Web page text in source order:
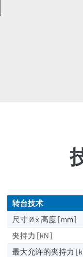
转台技术
尺寸 Ø x 高度 [mm]
夹持力 [kN]
最大允许的夹持力